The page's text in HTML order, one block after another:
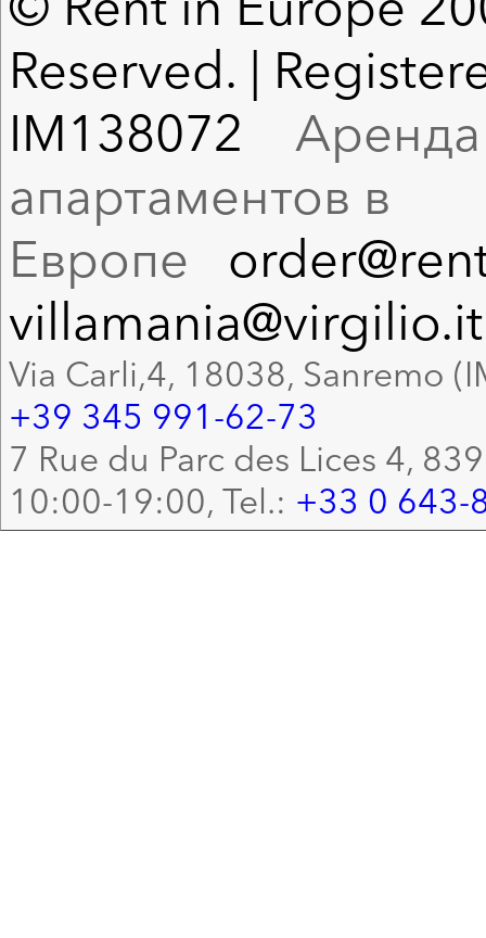
Reserved. |
IM138072 Аренда
апартаментов в
Европе
villamania@virgilio.it
Via Carli,4, 18038, Sanremo
+39 345 991-62-73
7 Rue du Parc des Lices 4,
10:00-19:00, Tel.: +33 0 643-